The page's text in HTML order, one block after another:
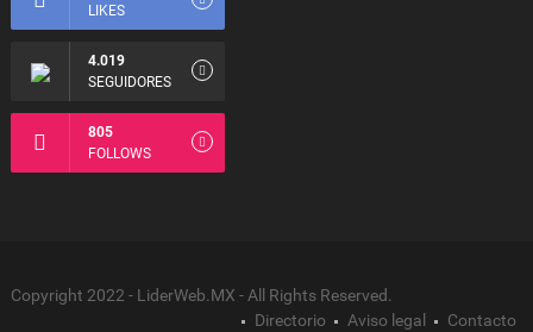
LIKES
4.019
SEGUIDORES
805
FOLLOWS
Copyright 2022 - LiderWeb.MX - All Rights Reserved.
Directorio
Aviso legal Contacto